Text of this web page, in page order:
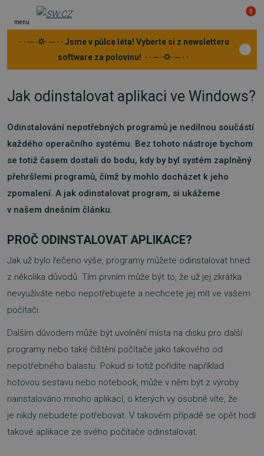
menu
0
· · ─ ·⛭· ─ · · Jsme v půlce léta! Vyberte si z newsletteru
software za polovinu! · · ─ ·⛭· ─ · ·
Jak odinstalovat aplikaci ve Windows?
Odinstalování nepotřebných programů je nedílnou součástí
každého operačního systému. Bez tohoto nástroje bychom
se totiž časem dostali do bodu, kdy by byl systém zaplněný
přehršlemi programů, čímž by mohlo docházet k jeho
zpomalení. A jak odinstalovat program, si ukážeme
v našem dnešním článku.
PROČ ODINSTALOVAT APLIKACE?
Jak už bylo řečeno výše, programy můžete odinstalovat hned
z několika důvodů. Tím prvním může být to, že už jej zkrátka
nevyužíváte nebo nepotřebujete a nechcete jej mít ve vašem
počítači.
Dalším důvodem může být uvolnění místa na disku pro další
programy nebo také čištění počítače jako takového od
nepotřebného balastu. Pokud si totiž pořídíte například
hotovou sestavu nebo notebook, může v něm být z výroby
nainstalováno mnoho aplikací, o kterých vy osobně víte, že
je nikdy nebudete potřebovat. V takovém případě se opět hodí
takové aplikace ze svého počítače odinstalovat.